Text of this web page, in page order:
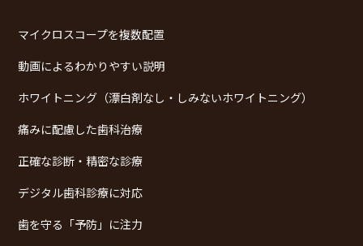
マイクロスコープを複数配置
動画によるわかりやすい説明
ホワイトニング（漂白剤なし・しみないホワイトニング）
痛みに配慮した歯科治療
正確な診断・精密な診療
デジタル歯科診療に対応
歯を守る「予防」に注力